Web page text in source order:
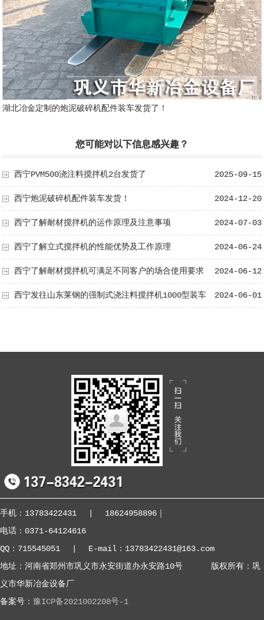
湖北冶金定制的炮泥破碎机配件装车发货了！
您可能对以下信息感兴趣？
2025-09-15
西宁PVM500浇注料搅拌机2台发货了
2024-12-20
西宁炮泥破碎机配件装车发货！
2024-07-03
西宁了解耐材搅拌机的运作原理及注意事项
2024-06-24
西宁了解立式搅拌机的性能优势及工作原理
2024-06-12
西宁了解耐材搅拌机可满足不同客户的场合使用要求
2024-06-01
西宁发往山东莱钢的强制式浇注料搅拌机1000型装车
手机：13783422431 18624958896
电话：0371-64124616
QQ：715545051
E-mail：13783422431@163.com
地址：河南省郑州市巩义市永安街道办永安路10号 版权所有：巩
义市华新冶金设备厂
备案号： 豫ICP备2021002208号-1